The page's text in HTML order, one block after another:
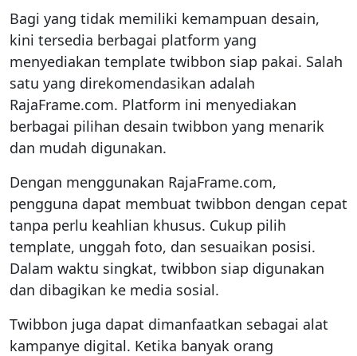
Bagi yang tidak memiliki kemampuan desain,
kini tersedia berbagai platform yang
menyediakan template twibbon siap pakai. Salah
satu yang direkomendasikan adalah
RajaFrame.com. Platform ini menyediakan
berbagai pilihan desain twibbon yang menarik
dan mudah digunakan.
Dengan menggunakan RajaFrame.com,
pengguna dapat membuat twibbon dengan cepat
tanpa perlu keahlian khusus. Cukup pilih
template, unggah foto, dan sesuaikan posisi.
Dalam waktu singkat, twibbon siap digunakan
dan dibagikan ke media sosial.
Twibbon juga dapat dimanfaatkan sebagai alat
kampanye digital. Ketika banyak orang